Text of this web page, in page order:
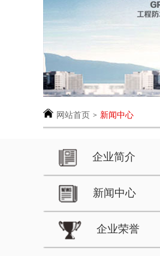
网站首页 > 新闻中心
企业简介
新闻中心
企业荣誉